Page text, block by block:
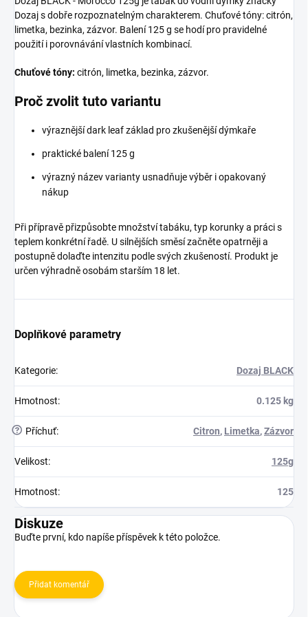
Dozaj s dobře rozpoznatelným charakterem. Chuťové tóny: citrón,
limetka, bezinka, zázvor. Balení 125 g se hodí pro pravidelné
použití i porovnávání vlastních kombinací.
Chuťové tóny: citrón, limetka, bezinka, zázvor.
Proč zvolit tuto variantu
výraznější dark leaf základ pro zkušenější dýmkaře
praktické balení 125 g
výrazný název varianty usnadňuje výběr i opakovaný
nákup
Při přípravě přizpůsobte množství tabáku, typ korunky a práci s
teplem konkrétní řadě. U silnějších směsí začněte opatrněji a
postupně dolaďte intenzitu podle svých zkušeností. Produkt je
určen výhradně osobám starším 18 let.
Doplňkové parametry
Kategorie: Dozaj BLACK
Hmotnost: 0.125 kg
? Příchuť: Citron, Limetka,Zázvor
Velikost: 125g
Hmotnost: 125
Diskuze
Buďte první, kdo napíše příspěvek k této položce.
Přidat komentář